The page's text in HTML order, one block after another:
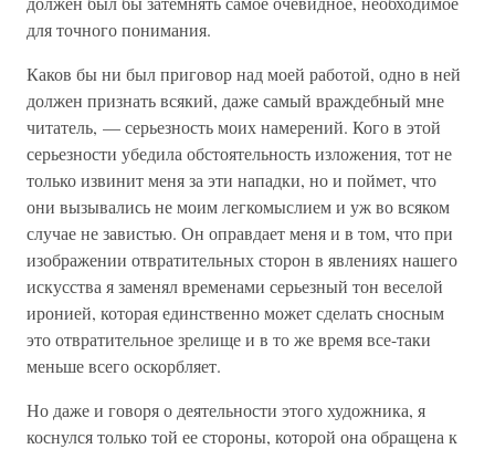
для точного понимания.
Каков бы ни был приговор над моей работой, одно в ней
должен признать всякий, даже самый враждебный мне
читатель, — серьезность моих намерений. Кого в этой
серьезности убедила обстоятельность изложения, тот не
только извинит меня за эти нападки, но и поймет, что
они вызывались не моим легкомыслием и уж во всяком
случае не завистью. Он оправдает меня и в том, что при
изображении отвратительных сторон в явлениях нашего
искусства я заменял временами серьезный тон веселой
иронией, которая единственно может сделать сносным
это отвратительное зрелище и в то же время все-таки
меньше всего оскорбляет.
Но даже и говоря о деятельности этого художника, я
коснулся только той ее стороны, которой она обращена к